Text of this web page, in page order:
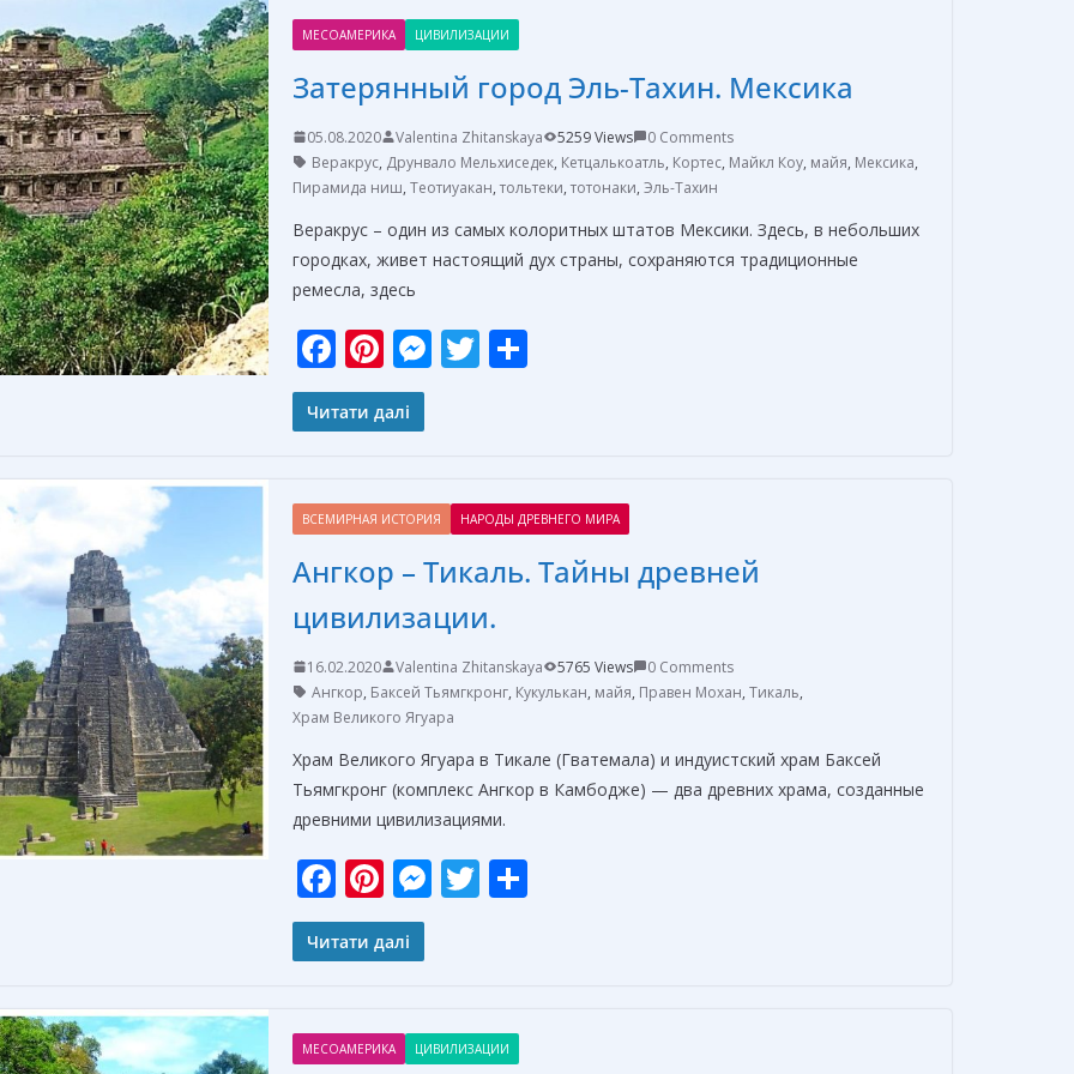
o
o
k
st n
g
er и
т
ь
МЕСОАМЕРИКА ЦИВИЛИЗАЦИИ
Затерянный город Эль-Тахин. Мексика
05.08.2020 Valentina Zhitanskaya 5259 Views
0 Comments
Веракрус, Друнвало Мельхиседек, Кетцалькоатль, Кортес, Майкл Коу, майя, Мексика,
Пирамида ниш, Теотиуакан, тольтеки, тотонаки, Эль-Тахин
Веракрус – один из самых колоритных штатов Мексики. Здесь, в небольших
городках, живет настоящий дух страны, сохраняются традиционные
ремесла, здесь
F
ac
e
o
o
k
Pi
nt
er
st
M
e
n
g
er
T
w
а
в
и
ь
Читати далі
ВСЕМИРНАЯ ИСТОРИЯ НАРОДЫ ДРЕВНЕГО МИРА
Ангкор – Тикаль. Тайны древней
цивилизации.
16.02.2020 Valentina Zhitanskaya 5765 Views
0 Comments
Ангкор, Баксей Тьямгкронг, Кукулькан, майя, Правен Мохан, Тикаль,
Храм Великого Ягуара
Храм Великого Ягуара в Тикале (Гватемала) и индуистский храм Баксей
Тьямгкронг (комплекс Ангкор в Камбодже) — два древних храма, созданные
древними цивилизациями.
F
ac
e
o
Pi
nt
er
st
M
e
n
T
w
Читати далі
МЕСОАМЕРИКА ЦИВИЛИЗАЦИИ